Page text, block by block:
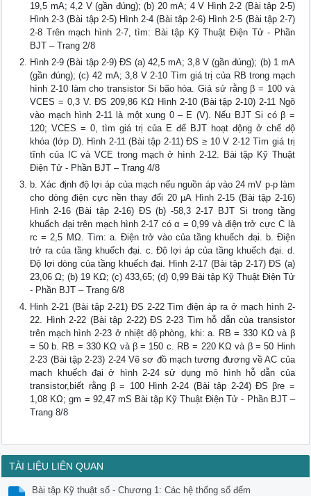
19,5 mA; 4,2 V (gần đúng); (b) 20 mA; 4 V Hình 2-2 (Bài tập 2-5)
Hình 2-3 (Bài tập 2-5) Hình 2-4 (Bài tập 2-6) Hình 2-5 (Bài tập 2-7)
2-8 Trên mạch hình 2-7, tìm: Bài tập Kỹ Thuật Điện Tử - Phần
BJT – Trang 2/8
Hình 2-9 (Bài tập 2-9) ĐS (a) 42,5 mA; 3,8 V (gần đúng); (b) 1 mA
(gần đúng); (c) 42 mA; 3,8 V 2-10 Tìm giá trị của RB trong mạch
hình 2-10 làm cho transistor Si bão hòa. Giả sử rằng β = 100 và
VCES = 0,3 V. ĐS 209,86 KΩ Hình 2-10 (Bài tập 2-10) 2-11 Ngõ
vào mạch hình 2-11 là một xung 0 – E (V). Nếu BJT Si có β =
120; VCES = 0, tìm giá trị của E để BJT hoạt động ở chế độ
khóa (lớp D). Hình 2-11 (Bài tập 2-11) ĐS ≥ 10 V 2-12 Tìm giá trị
tĩnh của IC và VCE trong mạch ở hình 2-12. Bài tập Kỹ Thuật
Điện Tử - Phần BJT – Trang 4/8
b. Xác định độ lợi áp của mạch nếu nguồn áp vào 24 mV p-p làm
cho dòng điện cực nền thay đổi 20 μA Hình 2-15 (Bài tập 2-16)
Hình 2-16 (Bài tập 2-16) ĐS (b) -58,3 2-17 BJT Si trong tầng
khuấch đại trên mạch hình 2-17 có α = 0,99 và điện trở cực C là
rc = 2,5 MΩ. Tìm: a. Điện trở vào của tầng khuếch đại. b. Điện
trở ra của tầng khuếch đại. c. Độ lợi áp của tầng khuếch đại. d.
Độ lợi dòng của tầng khuếch đại. Hình 2-17 (Bài tập 2-17) ĐS (a)
23,06 Ω; (b) 19 KΩ; (c) 433,65; (d) 0,99 Bài tập Kỹ Thuật Điện Tử
- Phần BJT – Trang 6/8
Hinh 2-21 (Bài tập 2-21) ĐS 2-22 Tìm điện áp ra ở mạch hình 2-
22. Hình 2-22 (Bài tập 2-22) ĐS 2-23 Tìm hỗ dẫn của transistor
trên mạch hình 2-23 ở nhiệt độ phòng, khi: a. RB = 330 KΩ và β
= 50 b. RB = 330 KΩ và β = 150 c. RB = 220 KΩ và β = 50 Hinh
2-23 (Bài tập 2-23) 2-24 Vẽ sơ đồ mạch tương đương về AC của
mạch khuếch đại ở hình 2-24 sử dụng mô hình hỗ dẫn của
transistor,biết rằng β = 100 Hình 2-24 (Bài tập 2-24) ĐS βre =
1,08 KΩ; gm = 92,47 mS Bài tập Kỹ Thuật Điện Tử - Phần BJT –
Trang 8/8
TÀI LIỆU LIÊN QUAN
Bài tập Kỹ thuật số - Chương 1: Các hệ thống số đếm